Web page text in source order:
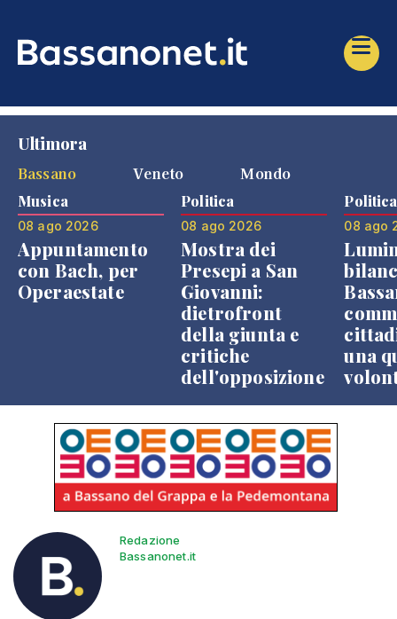
Ultimora
Bassano
Veneto Mondo
Musica
08 ago 2026
Appuntamento
con Bach, per
Operaestate
Politica
08 ago 2026
Mostra dei
Presepi a San
Giovanni:
dietrofront
della giunta e
critiche
dell'opposizione
Politica
08 ago
una
Redazione
Bassanonet.it